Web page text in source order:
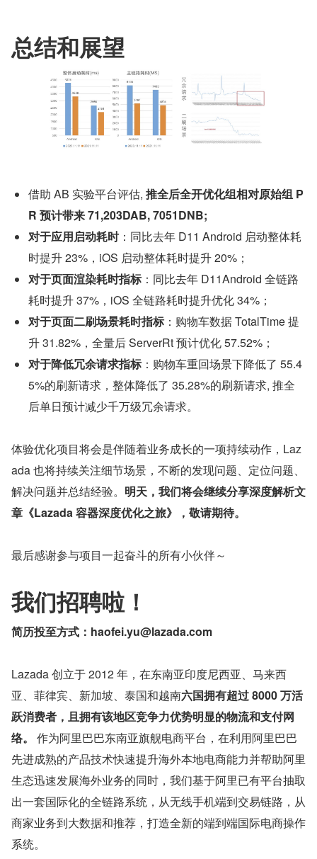
总结和展望
借助 AB 实验平台评估, 推全后全开优化组相对原始组 P
R 预计带来 71,203DAB, 7051DNB;
对于应用启动耗时：同比去年 D11 Android 启动整体耗
时提升 23%，iOS 启动整体耗时提升 20%；
对于页面渲染耗时指标：同比去年 D11Android 全链路
耗时提升 37%，iOS 全链路耗时提升优化 34%；
对于页面二刷场景耗时指标：购物车数据 TotalTime 提
升 31.82%，全量后 ServerRt 预计优化 57.52%；
对于降低冗余请求指标：购物车重回场景下降低了 55.4
5%的刷新请求，整体降低了 35.28%的刷新请求, 推全
后单日预计减少千万级冗余请求。
体验优化项目将会是伴随着业务成长的一项持续动作，Laz
ada 也将持续关注细节场景，不断的发现问题、定位问题、
解决问题并总结经验。 明天，我们将会继续分享深度解析文
章《Lazada 容器深度优化之旅》，敬请期待。
最后感谢参与项目一起奋斗的所有小伙伴～
我们招聘啦！
简历投至方式：haofei.yu@lazada.com
Lazada 创立于 2012 年，在东南亚印度尼西亚、马来西
亚、菲律宾、新加坡、泰国和越南六国拥有超过 8000 万活
跃消费者，且拥有该地区竞争力优势明显的物流和支付网
络。
作为阿里巴巴东南亚旗舰电商平台，在利用阿里巴巴
先进成熟的产品技术快速提升海外本地电商能力并帮助阿里
生态迅速发展海外业务的同时，我们基于阿里已有平台抽取
出一套国际化的全链路系统，从无线手机端到交易链路，从
商家业务到大数据和推荐，打造全新的端到端国际电商操作
系统。